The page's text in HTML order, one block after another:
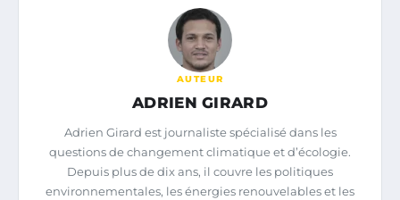
AUTEUR
ADRIEN GIRARD
Adrien Girard est journaliste spécialisé dans les
questions de changement climatique et d’écologie.
Depuis plus de dix ans, il couvre les politiques
environnementales, les énergies renouvelables et les